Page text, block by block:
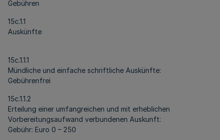
Gebühren
15c.1.1
Auskünfte
15c.1.1.1
Mündliche und einfache schriftliche Auskünfte:
Gebührenfrei
15c.1.1.2
Erteilung einer umfangreichen und mit erheblichen
Vorbereitungsaufwand verbundenen Auskunft:
Gebühr: Euro 0 – 250